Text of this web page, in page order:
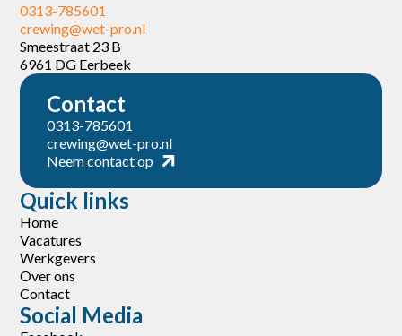
0313-785601
crewing@wet-pro.nl
Smeestraat 23 B
6961 DG Eerbeek
Contact
0313-785601
crewing@wet-pro.nl
Neem contact op
Quick links
Home
Vacatures
Werkgevers
Over ons
Contact
Social Media